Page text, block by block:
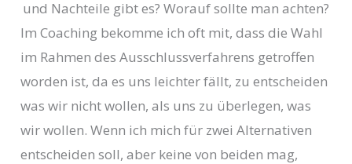
und Nachteile gibt es? Worauf sollte man achten?
Im Coaching bekomme ich oft mit, dass die Wahl
im Rahmen des Ausschlussverfahrens getroffen
worden ist, da es uns leichter fällt, zu entscheiden
was wir nicht wollen, als uns zu überlegen, was
wir wollen. Wenn ich mich für zwei Alternativen
entscheiden soll, aber keine von beiden mag,